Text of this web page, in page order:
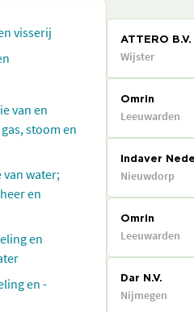
visserij
van en
stoom en
water;
en
en
en -
ATTERO B.V.
Wijster
Omrin
Leeuwarden
Indaver
Nieuwdorp
Omrin
Leeuwarden
Dar N.V.
Nijmegen